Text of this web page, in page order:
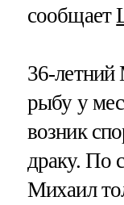
сообщает
36-летний
рыбу у
возник
драку. По
Михаил